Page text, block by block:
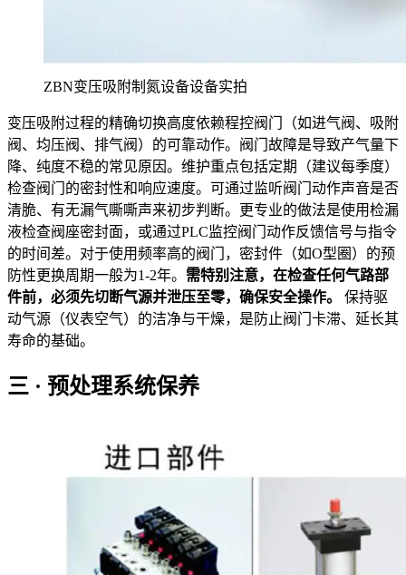
ZBN变压吸附制氮设备设备实拍
变压吸附过程的精确切换高度依赖程控阀门（如进气阀、吸附
阀、均压阀、排气阀）的可靠动作。阀门故障是导致产气量下
降、纯度不稳的常见原因。维护重点包括定期（建议每季度）
检查阀门的密封性和响应速度。可通过监听阀门动作声音是否
清脆、有无漏气嘶嘶声来初步判断。更专业的做法是使用检漏
液检查阀座密封面，或通过PLC监控阀门动作反馈信号与指令
的时间差。对于使用频率高的阀门，密封件（如O型圈）的预
防性更换周期一般为1-2年。 需特别注意，在检查任何气路部
件前，必须先切断气源并泄压至零，确保安全操作。
保持驱
动气源（仪表空气）的洁净与干燥，是防止阀门卡滞、延长其
寿命的基础。
三 · 预处理系统保养